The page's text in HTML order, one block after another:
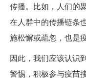
传播。比如，人们的
在人群中的传播链条
施松懈或疏忽，也是
因此，我们应该认识
警惕，积极参与疫苗